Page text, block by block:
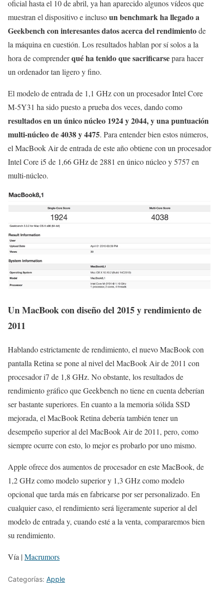
oficial hasta el 10 de abril, ya han aparecido algunos vídeos que
muestran el dispositivo e inclusoun benchmark ha llegado a
Geekbench con interesantes datos acerca del rendimientode
la máquina en cuestión. Los resultados hablan por sí solos a la
hora de comprenderqué ha tenido que sacrificarsepara hacer
un ordenador tan ligero y fino.
El modelo de entrada de 1,1 GHz con un procesador Intel Core
M-5Y31 ha sido puesto a prueba dos veces, dando como
resultados en un único núcleo 1924 y 2044, yuna puntuación
multi-núcleo de 4038 y 4475. Para entender bien estos números,
el MacBook Air de entrada de este año obtiene con un procesador
Intel Core i5 de 1,66 GHz de 2881 en único núcleo y 5757 en
multi-núcleo.
Un MacBook con diseño del 2015 y rendimiento de
2011
Hablando estrictamente de rendimiento, el nuevo MacBook con
pantalla Retina se pone al nivel del MacBook Air de 2011 con
procesador i7 de 1,8 GHz. No obstante, los resultados de
rendimiento gráfico que Geekbench no tiene en cuenta deberían
ser bastante superiores. En cuanto a la memoria sólida SSD
mejorada, el MacBook Retina debería también tener un
desempeño superior al del MacBook Air de 2011, pero, como
siempre ocurre con esto, lo mejor es probarlo por uno mismo.
Apple ofrece dos aumentos de procesador en este MacBook, de
1,2 GHz como modelo superior y 1,3 GHz como modelo
opcional que tarda más en fabricarse por ser personalizado. En
cualquier caso, el rendimiento será ligeramente superior al del
modelo de entrada y, cuando esté a la venta, compararemos bien
su rendimiento.
Vía |Macrumors
Categorías: Apple